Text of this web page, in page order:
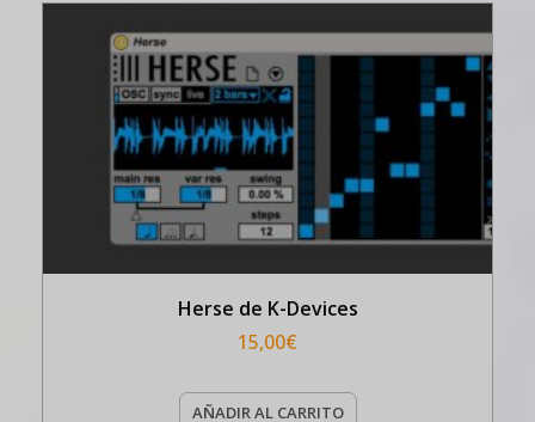
Herse de K-Devices
15,00€
AÑADIR AL CARRITO